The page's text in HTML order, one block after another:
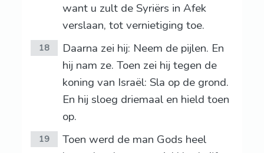
want u zult de Syriërs in Afek
verslaan, tot vernietiging toe.
18
Daarna zei hij: Neem de pijlen. En
hij nam ze. Toen zei hij tegen de
koning van Israël: Sla op de grond.
En hij sloeg driemaal en hield toen
op.
19
Toen werd de man Gods heel